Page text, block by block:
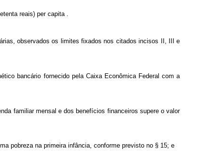
reais) per capita
observados os limites fixados nos citados incisos II, III e
bancário fornecido pela Caixa Econômica Federal com a
familiar mensal e dos benefícios financeiros supere o valor
pobreza na primeira infância, conforme previsto no § 15; e